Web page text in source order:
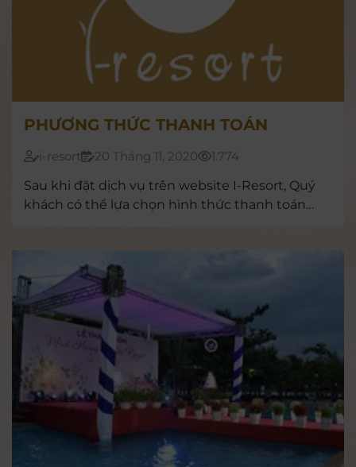
PHƯƠNG THỨC THANH TOÁN
i-resort 20 Tháng 11, 2020
1.774
Sau khi đặt dịch vụ trên website I-Resort, Quý
khách có thể lựa chọn hình thức thanh toán
toán sau: Thanh toán tại văn phòng I-Resort